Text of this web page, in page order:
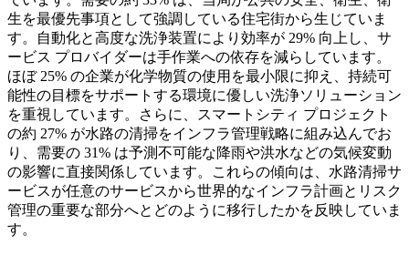
生を最優先事項として強調している住宅街から生じていま
す。自動化と高度な洗浄装置により効率が 29% 向上し、サ
ービス プロバイダーは手作業への依存を減らしています。
ほぼ 25% の企業が化学物質の使用を最小限に抑え、持続可
能性の目標をサポートする環境に優しい洗浄ソリューション
を重視しています。さらに、スマートシティ プロジェクト
の約 27% が水路の清掃をインフラ管理戦略に組み込んでお
り、需要の 31% は予測不可能な降雨や洪水などの気候変動
の影響に直接関係しています。これらの傾向は、水路清掃サ
ービスが任意のサービスから世界的なインフラ計画とリスク
管理の重要な部分へとどのように移行したかを反映していま
す。